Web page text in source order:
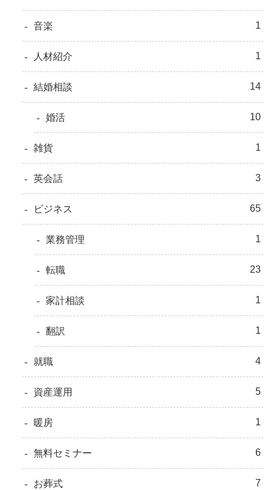
音楽 1
人材紹介 1
結婚相談 14
婚活 10
雑貨 1
英会話 3
ビジネス 65
業務管理 1
転職 23
家計相談 1
翻訳 1
就職 4
資産運用 5
暖房 1
無料セミナー 6
お葬式 7